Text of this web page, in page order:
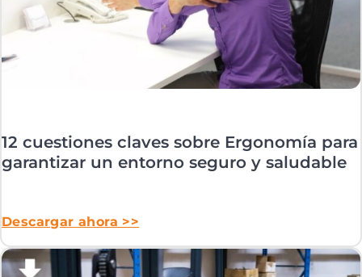
12 cuestiones claves sobre Ergonomía para
garantizar un entorno seguro y saludable
Descargar ahora >>